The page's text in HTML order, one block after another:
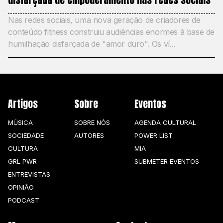
Nas redes sociais, uma nova geração de criadores de
conteúdo fitness construiu audiências enormes à base de
humilhação disfarçada de "amor duro". Os ví...
Artigos
MÚSICA
SOCIEDADE
CULTURA
GRL PWR
ENTREVISTAS
OPINIÃO
PODCAST
Sobre
SOBRE NÓS
AUTORES
Eventos
AGENDA CULTURAL
POWER LIST
MIA
SUBMETER EVENTOS